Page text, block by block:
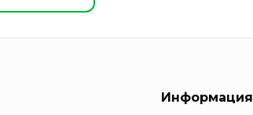
Информация